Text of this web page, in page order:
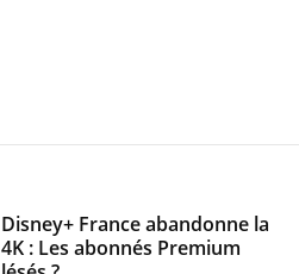
Disney+ France abandonne la
4K : Les abonnés Premium